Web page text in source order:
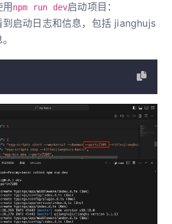
npm run dev启动项目：
启动日志和信息，包括 jianghujs